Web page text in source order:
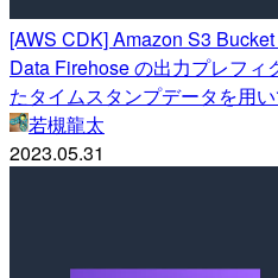
[AWS CDK] Amazon S3
Data Firehose の出力プレフィ
たタイムスタンプデータを用
若槻龍太
2023.05.31